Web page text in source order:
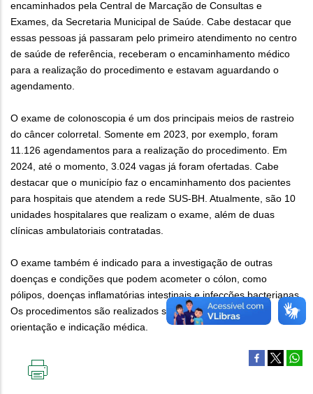
encaminhados pela Central de Marcação de Consultas e
Exames, da Secretaria Municipal de Saúde. Cabe destacar que
essas pessoas já passaram pelo primeiro atendimento no centro
de saúde de referência, receberam o encaminhamento médico
para a realização do procedimento e estavam aguardando o
agendamento.
O exame de colonoscopia é um dos principais meios de rastreio
do câncer colorretal. Somente em 2023, por exemplo, foram
11.126 agendamentos para a realização do procedimento. Em
2024, até o momento, 3.024 vagas já foram ofertadas. Cabe
destacar que o município faz o encaminhamento dos pacientes
para hospitais que atendem a rede SUS-BH. Atualmente, são 10
unidades hospitalares que realizam o exame, além de duas
clínicas ambulatoriais contratadas.
O exame também é indicado para a investigação de outras
doenças e condições que podem acometer o cólon, como
pólipos, doenças inflamatórias intestinais e infecções bacterianas.
Os procedimentos são realizados somente de acordo com
orientação e indicação médica.